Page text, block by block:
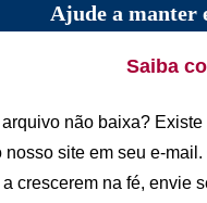
Ajude a manter
Saiba
não baixa?
site em seu e-mail.
crescerem na fé, envie